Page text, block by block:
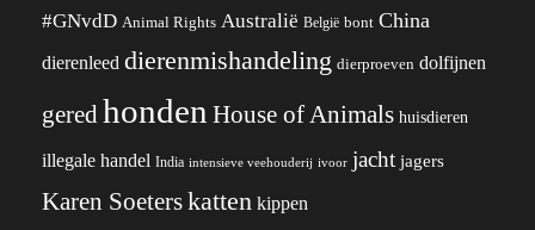
#GNvdD Animal Rights Australië België bont China
dierenleed dierenmishandeling dierproeven dolfijnen
geredhonden House of Animals huisdieren
illegale handel India intensieve veehouderij ivoor jacht jagers
Karen Soeterskatten kippen